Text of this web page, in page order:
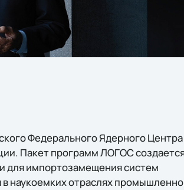
Федерального Ядерного
Пакет программ ЛОГОС
для импортозамещения систем
наукоемких отраслях